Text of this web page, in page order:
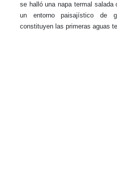
se halló una napa termal salada
un entorno paisajístico de
constituyen las primeras aguas